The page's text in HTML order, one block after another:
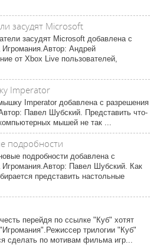
засудят Microsoft
засудят Microsoft добавлена с
Игромания.Автор: Андрей
от Xbox Live пользователей,
Imperator
Imperator добавлена с разрешения
Павел Шубский. Представить что-
мышей не так ...
подробности
подробности добавлена с
Игромания.Автор: Павел Шубский. Как
представить настольные
перейдя по ссылке "Куб" хотят
трилогии "Куб"
сделать по мотивам фильма игр...